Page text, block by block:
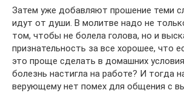
Затем уже добавляют прошение теми
идут от души. В молитве надо не
том, чтобы не болела голова, но и
признательность за все хорошее, что
это проще сделать в домашних
болезнь настигла на работе? И тогда
верующему нет помех для общения с